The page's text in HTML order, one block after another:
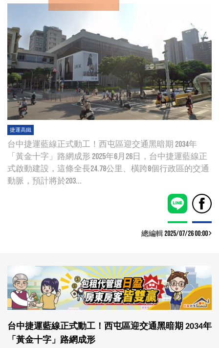
捷運高鐵
台中捷運藍線正式動工！西屯區迎交通黑暗期 2034年
「黃金十字」路網成形 2025年6月26日，台中捷運藍線正
式啟動建設，這條全長24.78公里、橫跨8個行政區的交通
動脈，預計將於203...
總編輯 2025/07/26 00:00
台中捷運藍線正式動工！西屯區迎交通黑暗期 2034年
「黃金十字」路網成形